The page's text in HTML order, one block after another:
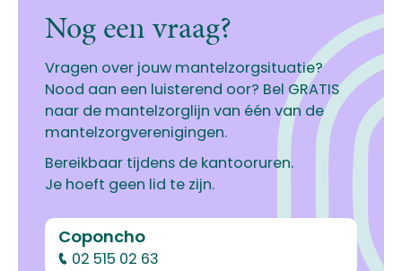
Nog een vraag?
Vragen over jouw mantelzorgsituatie?
Nood aan een luisterend oor? Bel GRATIS
naar de mantelzorglijn van één van de
mantelzorgverenigingen.
Bereikbaar tijdens de kantooruren.
Je hoeft geen lid te zijn.
Coponcho
02 515 02 63